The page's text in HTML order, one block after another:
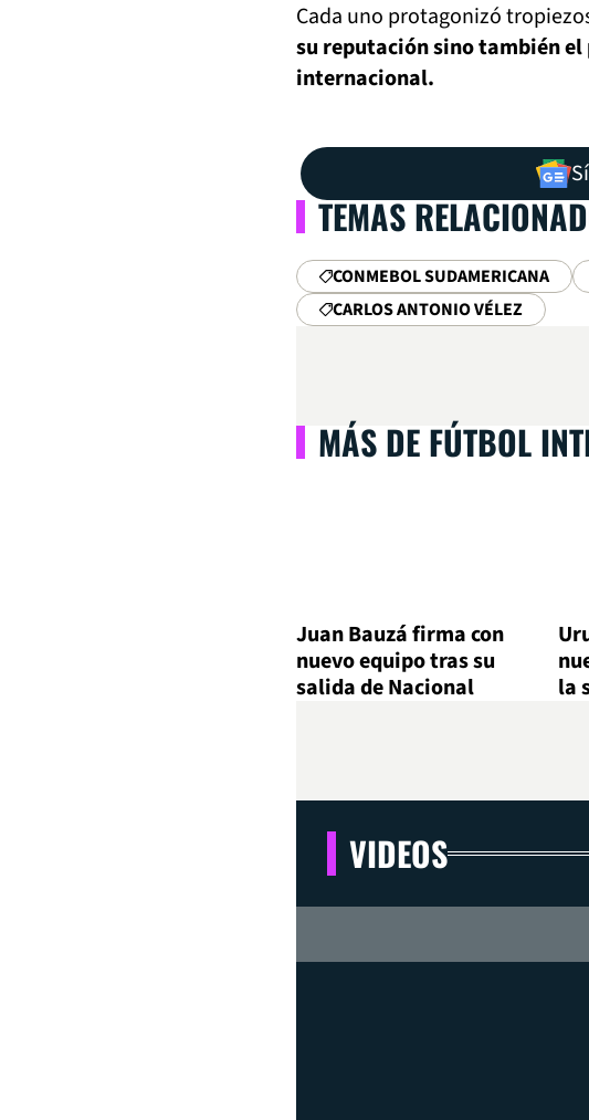
Cada uno protagonizó
su reputación sino también
internacional.
TEMAS
CONMEBOL SUDAMERICANA
CARLOS ANTONIO VÉLEZ
MÁS DE FÚTBOL
Juan Bauzá firma con
nuevo equipo tras su
salida de Nacional
la
VIDEOS